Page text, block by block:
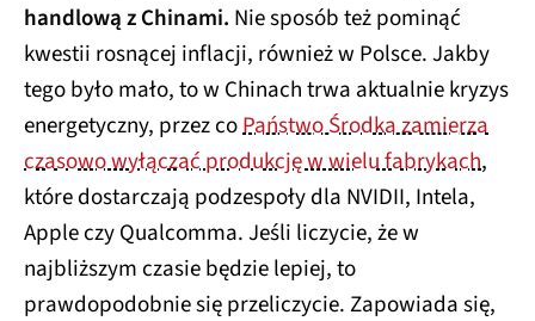
handlową z Chinami. Nie sposób też pominąć
kwestii rosnącej inflacji, również w Polsce. Jakby
tego było mało, to w Chinach trwa aktualnie kryzys
energetyczny, przez coPaństwo Środka zamierza
czasowo wyłączać produkcję w wielu fabrykach,
które dostarczają podzespoły dla NVIDII, Intela,
Apple czy Qualcomma. Jeśli liczycie, że w
najbliższym czasie będzie lepiej, to
prawdopodobnie się przeliczycie. Zapowiada się,